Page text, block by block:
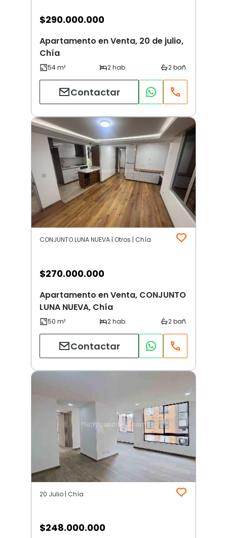
$290.000.000
Apartamento en Venta, 20 de julio,
Chía
Contactar
CONJUNTO LUNA NUEVA | Otros | Chía
$270.000.000
Apartamento en Venta, CONJUNTO
LUNA NUEVA, Chía
Contactar
20 Julio | Chía
$248.000.000